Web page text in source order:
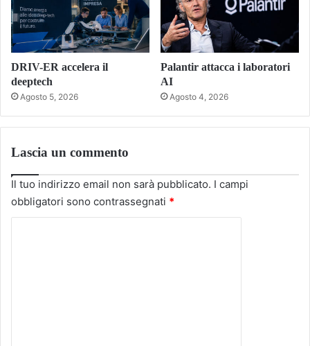
DRIV-ER accelera il
deeptech
Agosto 5, 2026
Palantir attacca i laboratori
AI
Agosto 4, 2026
Lascia un commento
Il tuo indirizzo email non sarà pubblicato. I campi
obbligatori sono contrassegnati *